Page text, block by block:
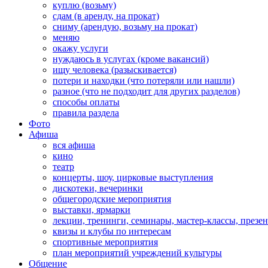
куплю (возьму)
сдам (в аренду, на прокат)
сниму (арендую, возьму на прокат)
меняю
окажу услуги
нуждаюсь в услугах (кроме вакансий)
ищу человека (разыскивается)
потери и находки (что потеряли или нашли)
разное (что не подходит для других разделов)
способы оплаты
правила раздела
Фото
Афиша
вся афиша
кино
театр
концерты, шоу, цирковые выступления
дискотеки, вечеринки
общегородские мероприятия
выставки, ярмарки
лекции, тренинги, семинары, мастер-классы,
квизы и клубы по интересам
спортивные мероприятия
план мероприятий учреждений культуры
Общение